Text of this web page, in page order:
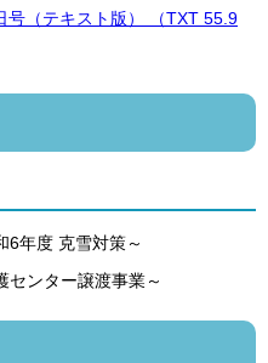
号（テキスト版） （TXT 55.9
6年度 克雪対策～
センター譲渡事業～